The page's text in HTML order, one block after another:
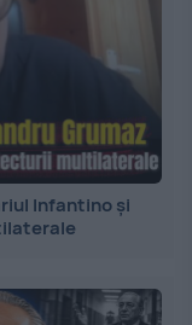
Infantino și